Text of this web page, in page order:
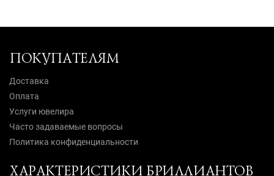
ПОКУПАТЕЛЯМ
Доставка
Оплата
Услуги ювелира
Часто задаваемые вопросы
Политика конфиденциальности
ХАРАКТЕРИСТИКИ БРИЛЛИАНТОВ